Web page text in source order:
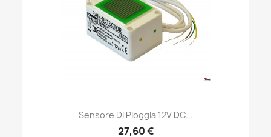
Sensore Di Pioggia 12V DC...
27,60 €